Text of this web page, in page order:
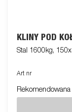
KLINY POD
Stal 1600kg,
Art nr
Rekomendowana